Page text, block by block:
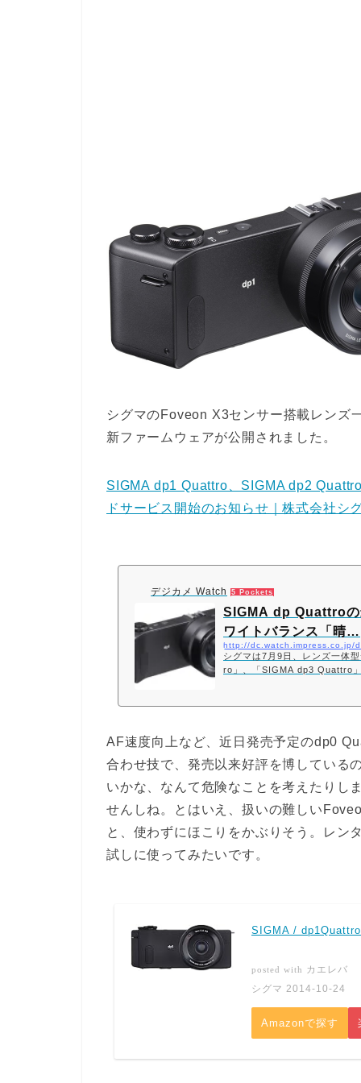
シグマのFoveon X3センサー搭載レンズ
新ファームウェアが公開されました。
SIGMA dp1 Quattro、SIGMA dp2
ドサービス開始のお知らせ｜株式会社シ
デジカメ Watch 5 Pockets
SIGMA dp Quattro
ワイトバランス「晴…
http://dc.watch.impress.co.jp/
シグマは7月9日、レンズ一体
ro」、「SIGMA dp3 Quattro
AF速度向上など、近日発売予定のdp0
合わせ技で、発売以来好評を博している
いかな、なんて危険なことを考えたりし
せんしね。とはいえ、扱いの難しい
と、使わずにほこりをかぶりそう。レン
試しに使ってみたいです。
SIGMA / dp1Quattro
posted with カエレバ
シグマ 2014-10-24
Amazonで探す